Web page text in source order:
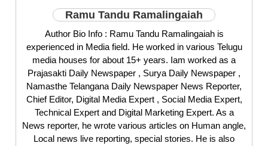
Ramu Tandu Ramalingaiah
Author Bio Info : Ramu Tandu Ramalingaiah is
experienced in Media field. He worked in various Telugu
media houses for about 15+ years. Iam worked as a
Prajasakti Daily Newspaper , Surya Daily Newspaper ,
Namasthe Telangana Daily Newspaper News Reporter,
Chief Editor, Digital Media Expert , Social Media Expert,
Technical Expert and Digital Marketing Expert. As a
News reporter, he wrote various articles on Human angle,
Local news live reporting, special stories. He is also